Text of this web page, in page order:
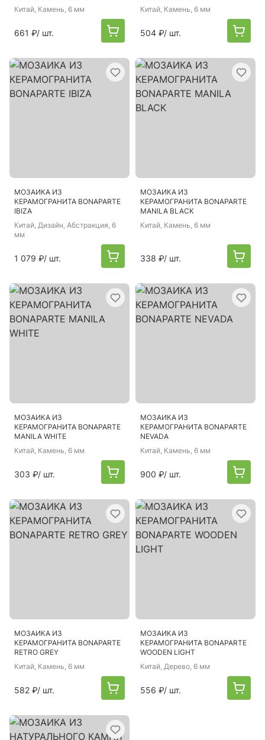
Китай, Камень, 6 мм
661 ₽/ шт.
Китай, Камень, 6 мм
504 ₽/ шт.
МОЗАИКА ИЗ
КЕРАМОГРАНИТА BONAPARTE
IBIZA
Китай, Дизайн, Абстракция, 6
мм
1 079 ₽/ шт.
МОЗАИКА ИЗ
КЕРАМОГРАНИТА BONAPARTE
MANILA BLACK
Китай, Камень, 6 мм
338 ₽/ шт.
МОЗАИКА ИЗ
КЕРАМОГРАНИТА BONAPARTE
MANILA WHITE
Китай, Камень, 6 мм
303 ₽/ шт.
МОЗАИКА ИЗ
КЕРАМОГРАНИТА BONAPARTE
NEVADA
Китай, Камень, 6 мм
900 ₽/ шт.
МОЗАИКА ИЗ
КЕРАМОГРАНИТА BONAPARTE
RETRO GREY
Китай, Камень, 6 мм
582 ₽/ шт.
МОЗАИКА ИЗ
КЕРАМОГРАНИТА BONAPARTE
WOODEN LIGHT
Китай, Дерево, 6 мм
556 ₽/ шт.